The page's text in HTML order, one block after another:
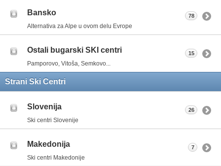
Bansko
Alternativa za Alpe u ovom delu Evrope
78
Ostali bugarski SKI centri
Pamporovo, Vitoša, Semkovo...
15
Strani Ski Centri
Slovenija
Ski centri Slovenije
26
Makedonija
Ski centri Makedonije
7